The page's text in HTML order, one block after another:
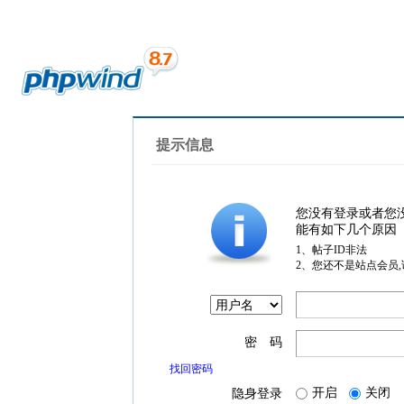
提示信息
您没有登录或者您
能有如下几个原因
1、帖子ID非法
2、您还不是站点会员
密 码
找回密码
隐身登录 开启 关闭